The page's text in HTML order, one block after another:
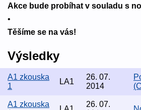
Akce bude probíhat v souladu s
•
Těšíme se na vás!
Výsledky
A1 zkouska
1
LA1
26. 07.
2014
A1 zkouska
26. 07.